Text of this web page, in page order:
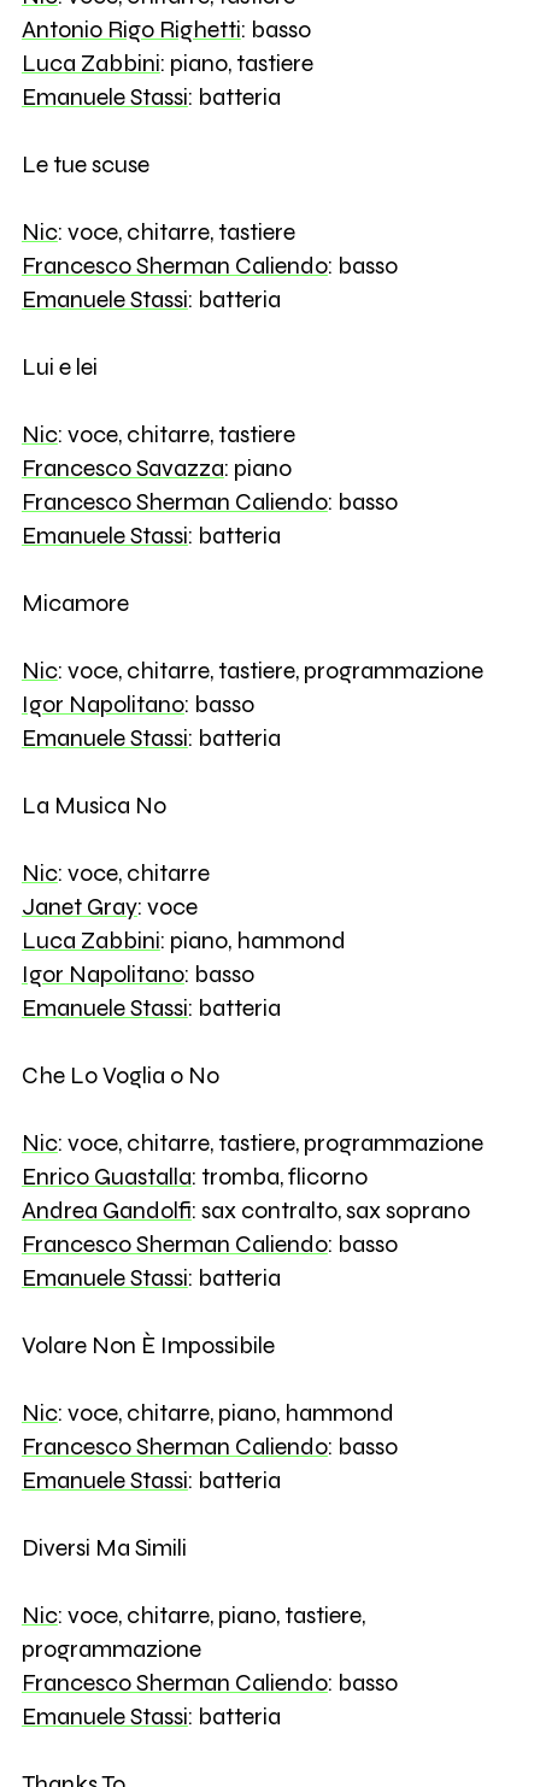
Antonio Rigo Righetti: basso
Luca Zabbini: piano, tastiere
Emanuele Stassi: batteria
Le tue scuse
Nic: voce, chitarre, tastiere
Francesco Sherman Caliendo: basso
Emanuele Stassi: batteria
Lui e lei
Nic: voce, chitarre, tastiere
Francesco Savazza: piano
Francesco Sherman Caliendo: basso
Emanuele Stassi: batteria
Micamore
Nic: voce, chitarre, tastiere, programmazione
Igor Napolitano: basso
Emanuele Stassi: batteria
La Musica No
Nic: voce, chitarre
Janet Gray: voce
Luca Zabbini: piano, hammond
Igor Napolitano: basso
Emanuele Stassi: batteria
Che Lo Voglia o No
Nic: voce, chitarre, tastiere, programmazione
Enrico Guastalla: tromba, flicorno
Andrea Gandolfi: sax contralto, sax soprano
Francesco Sherman Caliendo: basso
Emanuele Stassi: batteria
Volare Non È Impossibile
Nic: voce, chitarre, piano, hammond
Francesco Sherman Caliendo: basso
Emanuele Stassi: batteria
Diversi Ma Simili
Nic: voce, chitarre, piano, tastiere,
programmazione
Francesco Sherman Caliendo: basso
Emanuele Stassi: batteria